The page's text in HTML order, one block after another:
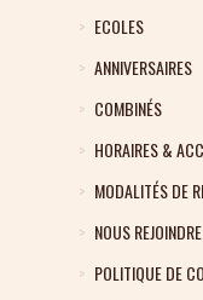
ECOLES
ANNIVERSAIRES
COMBINÉS
HORAIRES &
MODALITÉS DE
NOUS REJOINDRE
POLITIQUE DE